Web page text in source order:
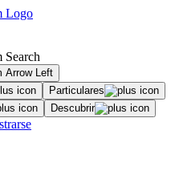
Particulares
Descubrir